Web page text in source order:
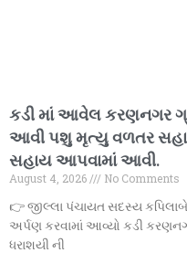
કડી માં આવેલ કરણનગર
આવી પશુ મૃત્યુ વળતર
સહાય આપવામાં આવી.
August 4, 2026
No Comments
👉 જીલ્લા પંચાયત સદસ્ય
અર્પણ કરવામાં આવ્યો કડી
ધરાશયી ની